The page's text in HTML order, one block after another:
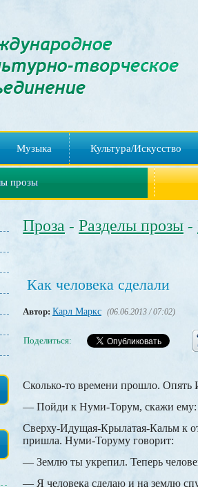
Музыка Культура/Искусство
прозы
Проза - Разделы прозы -
Как человека сделали
Автор: Карл Маркс (06.06.2013 / 07:02)
Поделиться:
Сколько-то времени прошло.
— Пойди к Нуми-Торум, скажи ему:
Сверху-Идущая-Крылатая-Кальм к
пришла. Нуми-Торуму говорит:
— Землю ты укрепил. Теперь
— Я человека сделаю и на землю